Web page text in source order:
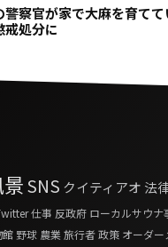
警察官が家で大麻を育て
戒処分に
SNS クイティアオ 法
仕事 反政府 ローカルサウナ
館 野球 農業旅行者政策 オーダー